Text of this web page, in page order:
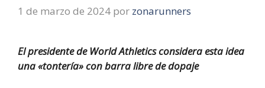
1 de marzo de 2024 por zonarunners
El presidente de World Athletics considera esta idea
una «tontería» con barra libre de dopaje